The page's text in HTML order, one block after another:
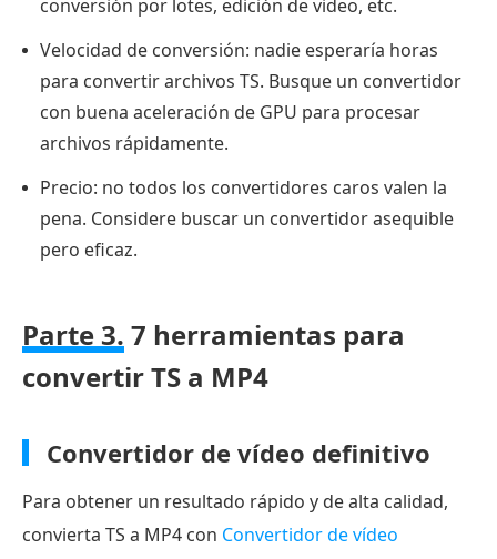
conversión por lotes, edición de video, etc.
Velocidad de conversión: nadie esperaría horas
para convertir archivos TS. Busque un convertidor
con buena aceleración de GPU para procesar
archivos rápidamente.
Precio: no todos los convertidores caros valen la
pena. Considere buscar un convertidor asequible
pero eficaz.
Parte 3. 7 herramientas para
convertir TS a MP4
Convertidor de vídeo definitivo
Para obtener un resultado rápido y de alta calidad,
convierta TS a MP4 con Convertidor de vídeo